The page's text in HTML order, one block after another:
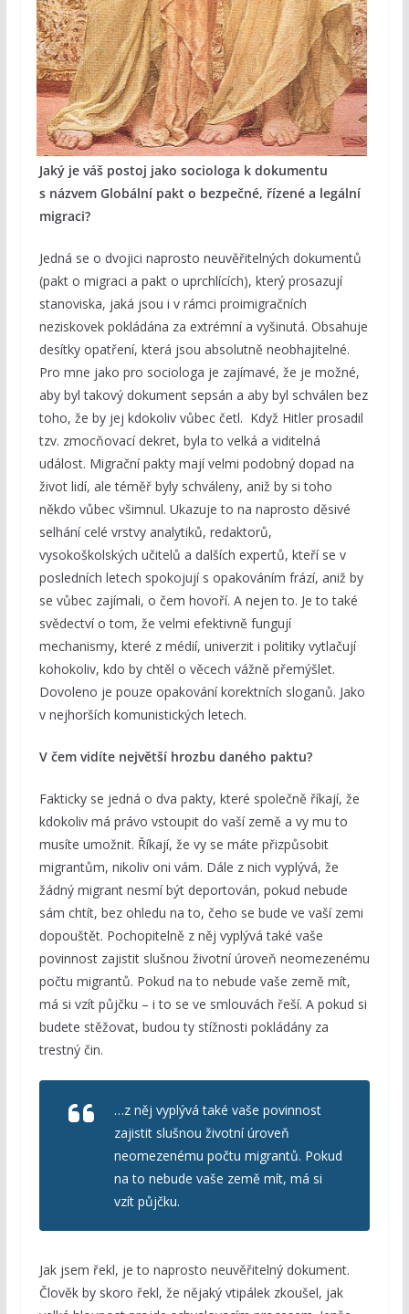
Jaký je váš postoj jako sociologa k dokumentu
s názvem Globální pakt o bezpečné, řízené a legální
migraci?
Jedná se o dvojici naprosto neuvěřitelných dokumentů
(pakt o migraci a pakt o uprchlících), který prosazují
stanoviska, jaká jsou i v rámci proimigračních
neziskovek pokládána za extrémní a vyšinutá. Obsahuje
desítky opatření, která jsou absolutně neobhajitelné.
Pro mne jako pro sociologa je zajímavé, že je možné,
aby byl takový dokument sepsán a aby byl schválen bez
toho, že by jej kdokoliv vůbec četl. Když Hitler prosadil
tzv. zmocňovací dekret, byla to velká a viditelná
událost. Migrační pakty mají velmi podobný dopad na
život lidí, ale téměř byly schváleny, aniž by si toho
někdo vůbec všimnul. Ukazuje to na naprosto děsivé
selhání celé vrstvy analytiků, redaktorů,
vysokoškolských učitelů a dalších expertů, kteří se v
posledních letech spokojují s opakováním frází, aniž by
se vůbec zajímali, o čem hovoří. A nejen to. Je to také
svědectví o tom, že velmi efektivně fungují
mechanismy, které z médií, univerzit i politiky vytlačují
kohokoliv, kdo by chtěl o věcech vážně přemýšlet.
Dovoleno je pouze opakování korektních sloganů. Jako
v nejhorších komunistických letech.
V čem vidíte největší hrozbu daného paktu?
Fakticky se jedná o dva pakty, které společně říkají, že
kdokoliv má právo vstoupit do vaší země a vy mu to
musíte umožnit. Říkají, že vy se máte přizpůsobit
migrantům, nikoliv oni vám. Dále z nich vyplývá, že
žádný migrant nesmí být deportován, pokud nebude
sám chtít, bez ohledu na to, čeho se bude ve vaší zemi
dopouštět. Pochopitelně z něj vyplývá také vaše
povinnost zajistit slušnou životní úroveň neomezenému
počtu migrantů. Pokud na to nebude vaše země mít,
má si vzít půjčku – i to se ve smlouvách řeší. A pokud si
budete stěžovat, budou ty stížnosti pokládány za
trestný čin.
…z něj vyplývá také vaše povinnost
zajistit slušnou životní úroveň
neomezenému počtu migrantů. Pokud
na to nebude vaše země mít, má si
vzít půjčku.
Jak jsem řekl, je to naprosto neuvěřitelný dokument.
Člověk by skoro řekl, že nějaký vtipálek zkoušel, jak